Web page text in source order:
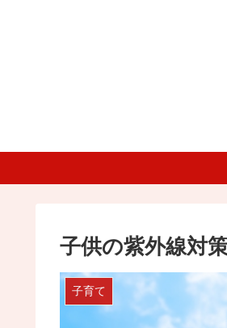
子供の紫外線対
子育て